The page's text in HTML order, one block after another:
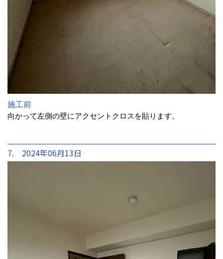
施工前
向かって左側の壁にアクセントクロスを貼ります。
7. 2024年06月13日